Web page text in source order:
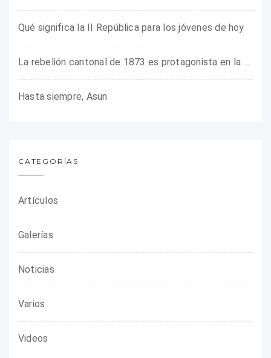
Qué significa la II República para los jóvenes de hoy
La rebelión cantonal de 1873 es protagonista en la ARMHADH
Hasta siempre, Asun
CATEGORÍAS
Artículos
Galerías
Noticias
Varios
Videos